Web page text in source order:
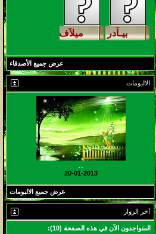
آخر رد: احمد جابر
آخر مشاركة
آخر رد:خلف المهدي
آخر مشاركة
آخر رد:ابن صلفيق
آخر مشاركة
آخر رد:الميآسية
عرض جميع الأصدقاء
الالبومات
20-01-2013
عرض جميع الالبومات
آخر الزوار
المتواجدون الآن في هذه الصفحة (10):